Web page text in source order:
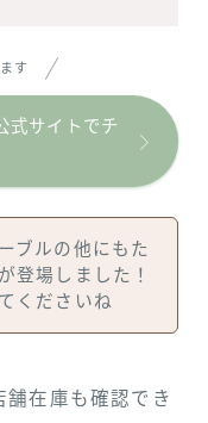
す
式サイトでチ
ブルの他にもた
登場しました！
くださいね
舗在庫も確認でき